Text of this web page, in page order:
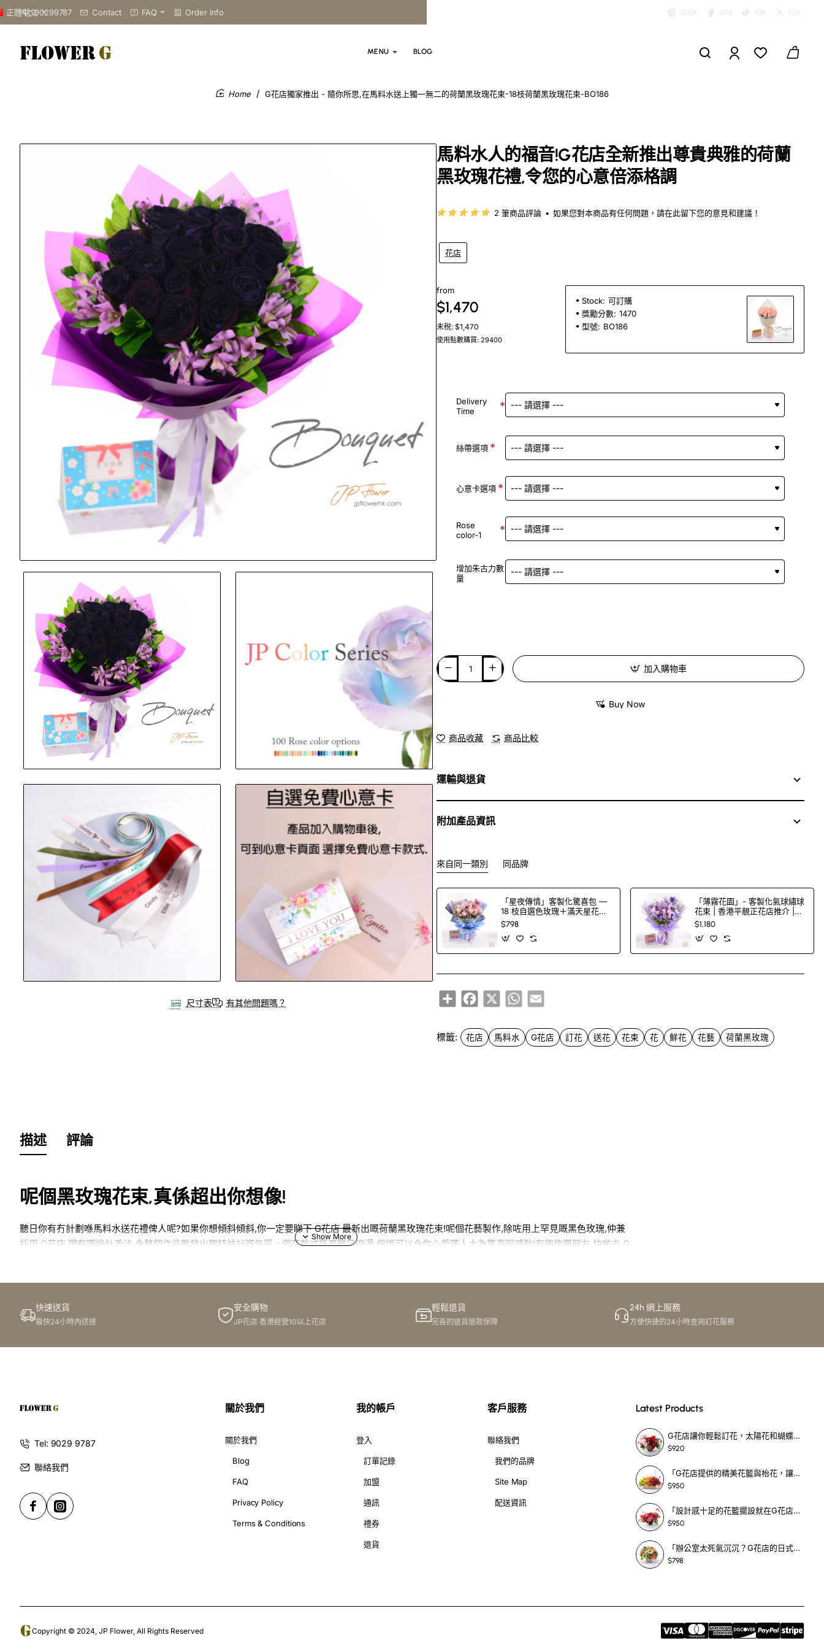
90299787 Contact FAQ Order Info
正體中文 100K 40K 19K 12K
MENU BLOG
G花店獨家推出 - 隨你所思,在馬料水送上獨一無二的荷蘭黑玫瑰花束-18枝荷蘭黑玫瑰花束-BO186
尺寸表 有其他問題嗎？
馬料水人的福音!G花店全新推出尊貴典雅的荷蘭
黑玫瑰花禮,令您的心意倍添格調
花店
2 筆商品評論 • 如果您對本商品有任何問題，請在此留下您的意見和建議！
from
$1,470
未稅: $1,470
使用點數購買: 29400
Stock: 可訂購
獎勵分數: 1470
型號: BO186
Delivery
Time
絲帶選項
心意卡選項
Rose
color-1
增加朱古力數
量
加入購物車
Buy Now
商品收藏 商品比較
運輸與退貨
附加產品資訊
來自同一類別 同品牌
「星夜傳情」客製化驚喜包 —
18 枝自選色玫瑰＋滿天星花束
＋印字氣球（100 色玫瑰任
選）
$798
「薄霧花園」- 客製化氣球繡球
花束 | 香港平靚正花店推介 |
FlowerG
$1,180
ShareFacebook
X WhatsApp
Email
標籤: 花店 馬料水 G花店 訂花 送花 花束 花 鮮花 花藝 荷蘭黑玫瑰
描述 評論
呢個黑玫瑰花束,真係超出你想像!
聽日你有冇計劃喺馬料水送花禮俾人呢?如果你想傾斜傾斜,你一定要睇下 G花店 最新出嘅荷蘭黑玫瑰花束!呢個花藝製作,除咗用上罕見嘅黑色玫瑰,仲兼
採用 G花店 獨有嘅設計手法,令整個作品散發出獨特神祕嘅氣質。個花款式既高雅又浪漫,保證可以令你心愛嘅人大為驚喜同感動!有興趣嘅朋友,快啲去 G
簡介
好店!佢哋成日都有一啲別出心裁嘅花藝創作,每次見到都好想買返屋企,淨係欣賞!而家佢哋推出咗一款特別嘅花束 - 荷蘭黑玫瑰花束,真係超出你想像,我鐘
調,有種神祕又迷人嘅感覺,一望之下就好似會引起一股特別嘅動力同感覺。如果你想送禮物俾身邊嘅人,又或者純粹想為自己添置件美麗嘅花藝擺設,我相
唔該睇吓 G花店 呢個荷蘭黑玫瑰花束啦!
1. 呢個花束有咩特別之處?
呢一款由 G花店 設計嘅荷蘭黑玫瑰花束,絕對係一個非凡嘅作品!首先最特別嘅就係呢些玫瑰本身,佢哋竟然係採用獨有嘅黑色,而唔係一般我哋所熟悉嘅紅
快速送貨
最快24小時內送達
安全購物
JP花店 香港經營10以上花店
輕鬆退貨
完善的退貨退款保障
24h 網上服務
方便快捷的24小時查詢訂花服務
Tel: 9029 9787
聯絡我們
關於我們
關於我們
Blog
FAQ
Privacy Policy
Terms & Conditions
我的帳戶
登入
訂單記錄
加盟
通訊
禮券
退貨
客戶服務
聯絡我們
我們的品牌
Site Map
配送資訊
Latest Products
G花店讓你輕鬆訂花，太陽花和蝴蝶蘭花籃，適合每個重要時刻！-SF390
$920
「G花店提供的精美花籃與枱花，讓重要場合更顯祝賀與喜悅，適合各種用場！」-SF398
$950
「設計感十足的花籃擺設就在G花店！馬蹄蘭、袋鼠爪、罌粟花，為你的重大場合增光添彩！」-SF209
$950
「辦公室太死氣沉沉？G花店的日式花籃和定製枱花，為你帶來新鮮感！」-SF465
$798
Copyright © 2024, JP Flower, All Rights Reserved